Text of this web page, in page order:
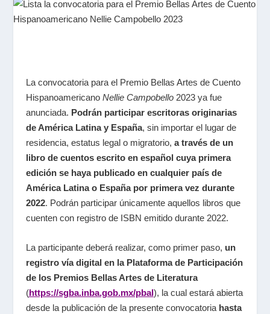
La convocatoria para el Premio Bellas Artes de Cuento
Hispanoamericano Nellie Campobello2023 ya fue
anunciada. Podrán participar escritoras originarias
de América Latina y España, sin importar el lugar de
residencia, estatus legal o migratorio, a través de un
libro de cuentos escrito en español cuya primera
edición se haya publicado en cualquier país de
América Latina o España por primera vez durante
2022. Podrán participar únicamente aquellos libros que
cuenten con registro de ISBN emitido durante 2022.
La participante deberá realizar, como primer paso, un
registro vía digital en la Plataforma de Participación
de los Premios Bellas Artes de Literatura
(https://sgba.inba.gob.mx/pbal), la cual estará abierta
desde la publicación de la presente convocatoria hasta